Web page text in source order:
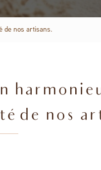
de nos artisans.
de nos